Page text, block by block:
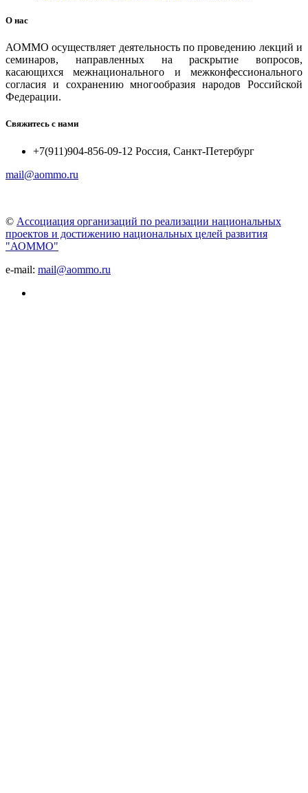
О нас
АОММО осуществляет деятельность по проведению лекций и
семинаров, направленных на раскрытие вопросов,
касающихся межнационального и межконфессионального
согласия и сохранению многообразия народов Российской
Федерации.
Свяжитесь с нами
+7(911)904-856-09-12 Россия, Санкт-Петербург
mail@aommo.ru
© Ассоциация организаций по реализации национальных
проектов и достижению национальных целей развития
"АОММО"
e-mail: mail@aommo.ru